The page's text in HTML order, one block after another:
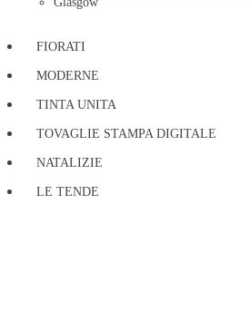
FIORATI
MODERNE
TINTA UNITA
TOVAGLIE STAMPA DIGITALE
NATALIZIE
LE TENDE